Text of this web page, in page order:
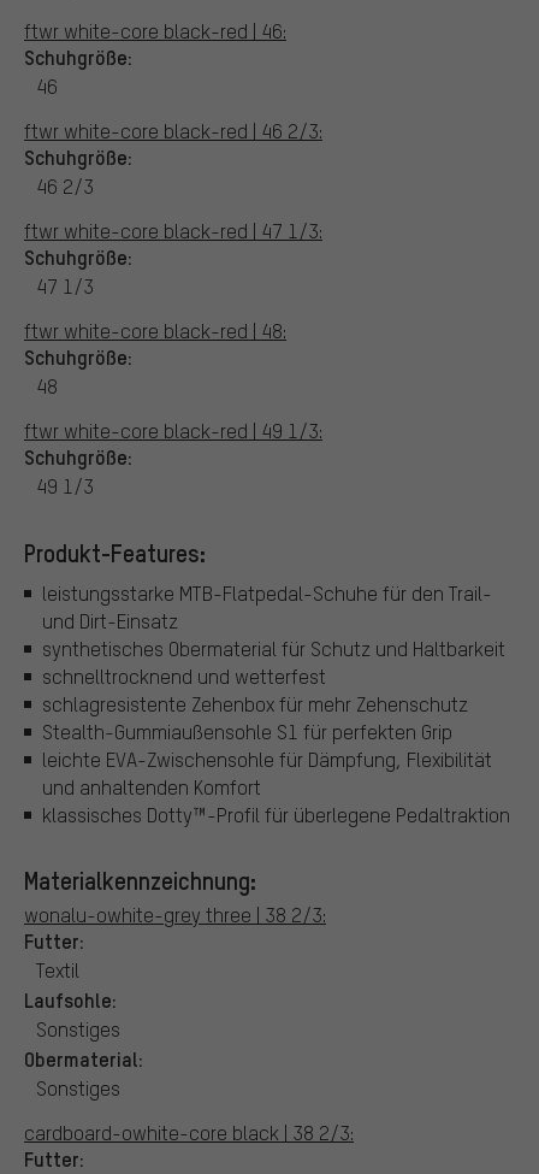
ftwr white-core black-red | 46:
Schuhgröße:
46
ftwr white-core black-red | 46 2/3:
Schuhgröße:
46 2/3
ftwr white-core black-red | 47 1/3:
Schuhgröße:
47 1/3
ftwr white-core black-red | 48:
Schuhgröße:
48
ftwr white-core black-red | 49 1/3:
Schuhgröße:
49 1/3
Produkt-Features:
leistungsstarke MTB-Flatpedal-Schuhe für den Trail-
und Dirt-Einsatz
synthetisches Obermaterial für Schutz und Haltbarkeit
schnelltrocknend und wetterfest
schlagresistente Zehenbox für mehr Zehenschutz
Stealth-Gummiaußensohle S1 für perfekten Grip
leichte EVA-Zwischensohle für Dämpfung, Flexibilität
und anhaltenden Komfort
klassisches Dotty™-Profil für überlegene Pedaltraktion
Materialkennzeichnung:
wonalu-owhite-grey three | 38 2/3:
Futter:
Textil
Laufsohle:
Sonstiges
Obermaterial:
Sonstiges
cardboard-owhite-core black | 38 2/3:
Futter: